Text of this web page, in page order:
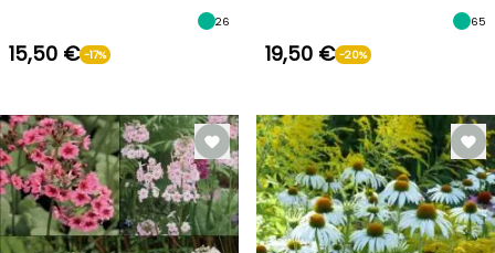
26
15,50 € -17%
65
19,50 € -20%